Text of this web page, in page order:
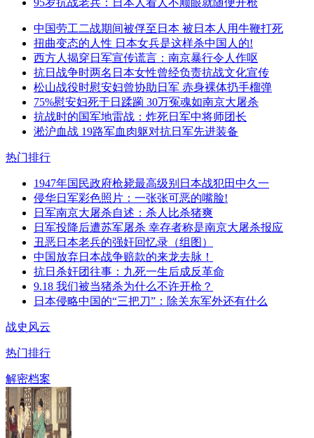
95岁抗战老兵：日本人看人不顺眼就随便开枪
中国劳工二战期间被俘至日本 被日本人用牛鞭打死
扭曲变态的人性 日本女兵是这样杀中国人的!
西方人揭穿日军宣传谎言：南京暴行令人作呕
抗日战争时两名日本女性曾经负责抗战文化宣传
松山战役时慰安妇曾协助日军 赤身裸体扔手榴弹
75%慰安妇死于日蹂躏 30万冤魂如南京大屠杀
抗战时的国军地雷战：炸死日军中将师团长
淞沪血战 19路军血肉躯对抗日军先进装备
热门排行
1947年国民政府枪毙最高级别日本战犯田中久一
侵华日军彩色照片：一张张可恶的嘴脸!
日军南京大屠杀自述：杀人比杀猪爽
日军投降后遭苏军屠杀 幸存者称是南京大屠杀报应
丑恶日本老兵的强奸回忆录（组图）
中国放弃日本战争赔款的来龙去脉！
抗日杀奸团往事：九死一生后成反革命
9.18 我们被当猪杀为什么不许开枪？
日本侵略中国的“三把刀”：除关东军外还有什么
战史风云
热门排行
解密档案